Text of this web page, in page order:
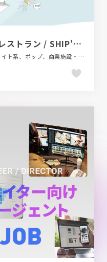
福岡市 水上公園 カフェ&レストラン / SHIP'S GARDEN SUIJO-PARK
かわいい、イラスト、ブルー系、ホワイト系、ポップ、商業施設・レジャー、施設・店舗サイト